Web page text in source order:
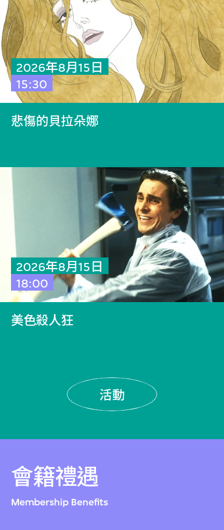
2026年8月15日
15:30
悲傷的貝拉朵娜
2026年8月15日
18:00
美色殺人狂
活動
會籍禮遇
Membership Benefits